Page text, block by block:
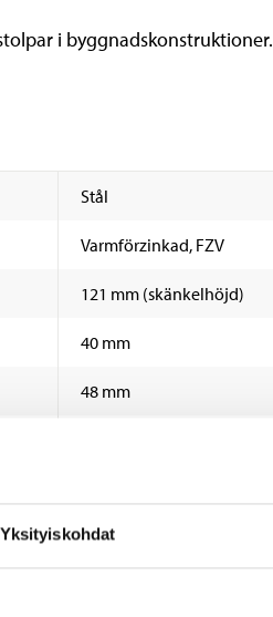
Yksityiskohdat
i byggnadskonstruktioner.
Stål
Varmförzinkad, FZV
121 mm (skänkelhöjd)
40 mm
48 mm